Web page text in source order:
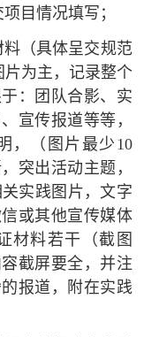
目情况填写；
（具体呈交规范
为主，记录整个
：团队合影、实
宣传报道等等，
，（图片最少10
突出活动主题，
实践图片，文字
或其他宣传媒体
材料若干（截图
截屏要全，并注
报道，附在实践